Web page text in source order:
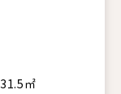
31.5㎡